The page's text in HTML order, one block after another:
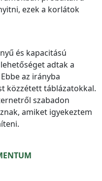
ezek a korlátok
és kapacitású
adtak a
az irányba
közzétett táblázatokkal.
szabadon
amiket igyekeztem